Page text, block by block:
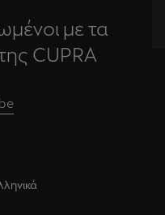
με τα
CUPRA